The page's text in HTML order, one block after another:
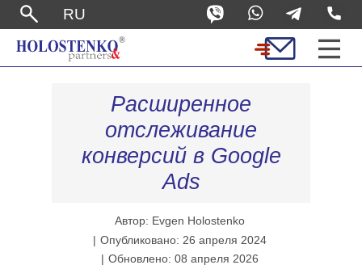
RU
Расширенное
отслеживание
конверсий в Google
Ads
Автор: Evgen Holostenko
Опубликовано: 26 апреля 2024
Обновлено: 08 апреля 2026